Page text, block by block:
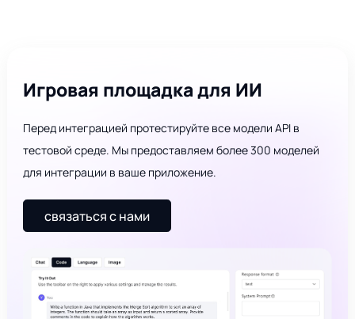
Игровая площадка для ИИ
Перед интеграцией протестируйте все модели API в
тестовой среде. Мы предоставляем более 300 моделей
для интеграции в ваше приложение.
связаться с нами